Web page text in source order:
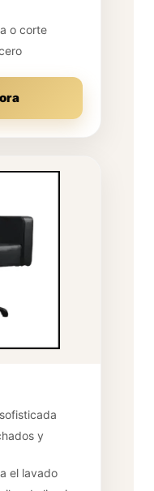
o corte
y
el lavado